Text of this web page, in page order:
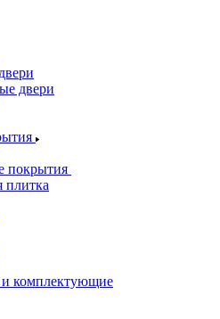
двери
покрытия
плитка
комплектующие